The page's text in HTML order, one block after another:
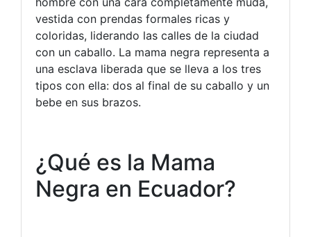
vestida con prendas formales ricas y
coloridas, liderando las calles de la ciudad
con un caballo. La mama negra representa a
una esclava liberada que se lleva a los tres
tipos con ella: dos al final de su caballo y un
bebe en sus brazos.
¿Qué es la Mama
Negra en Ecuador?